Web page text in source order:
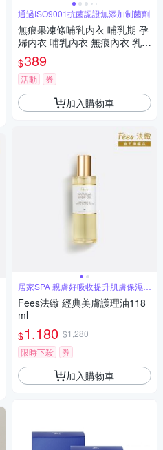
通過ISO9001抗菌認證無添加制菌劑
無痕果凍條哺乳内衣 哺乳期 孕
婦内衣 哺乳內衣 無痕內衣 乳膠
內衣 無鋼圈內衣 透氣冰絲 加大
碼
$389
活動 券
加入購物車
居家SPA 親膚好吸收提升肌膚保濕彈
力
Fees法緻 經典美膚護理油118
ml
$1,180 $1,280
限時下殺
券
加入購物車